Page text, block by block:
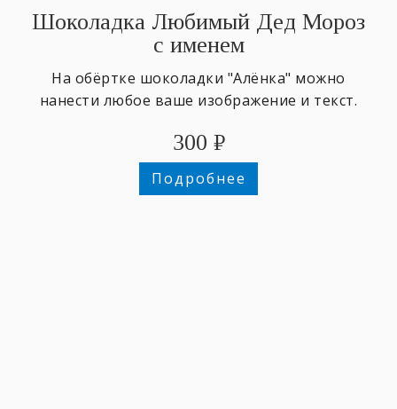
Шоколадка Любимый Дед Мороз
с именем
На обёртке шоколадки "Алёнка" можно
нанести любое ваше изображение и текст.
300 ₽
Подробнее